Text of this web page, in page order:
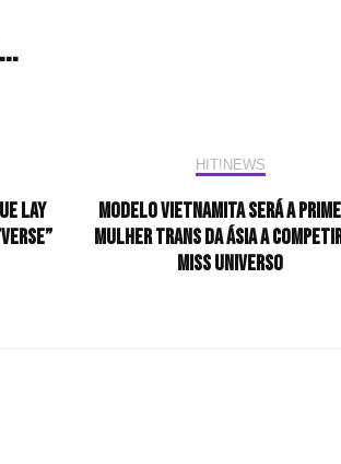
LAY
HIT!NEWS
Modelo vietnamita será a
mulher trans da Ásia a
Miss Universo